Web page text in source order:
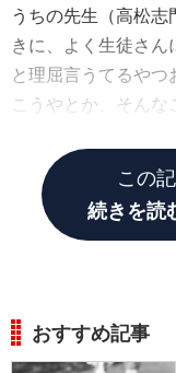
うちの先生（高松
きに、よく生徒さん
と理屈言うてるや
こうやとか、そん
この
続きを読
おすすめ記事